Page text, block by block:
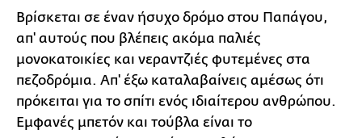
Βρίσκεται σε έναν ήσυχο δρόμο στου Παπάγου,
απ' αυτούς που βλέπεις ακόμα παλιές
μονοκατοικίες και νεραντζιές φυτεμένες στα
πεζοδρόμια. Απ' έξω καταλαβαίνεις αμέσως ότι
πρόκειται για το σπίτι ενός ιδιαίτερου ανθρώπου.
Εμφανές μπετόν και τούβλα είναι το